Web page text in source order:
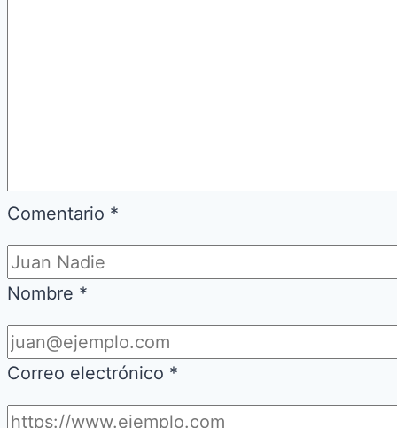
Comentario *
Nombre *
Correo electrónico *